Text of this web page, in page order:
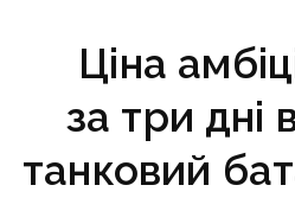
Ціна
за три дні
танковий